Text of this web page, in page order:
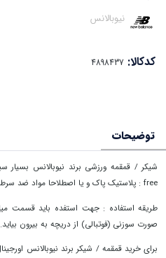
نیوبالانس
کدکالا:
توضیحات
free : پلاستیک پاک و یا اصطلاحا مواد ضد سرطان)،
طریقه استفاده : جهت استفده باید قسمت
صورت سوزنی (فوتبالی) از دریچه به بیرون بیاید.
برای خرید قمقمه / شیکر برند نیوبالانس